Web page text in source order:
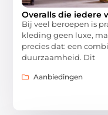
Overalls die iedere
Bij veel beroepen is
kleding geen luxe,
precies dat: een
duurzaamheid. Dit
Aanbiedingen